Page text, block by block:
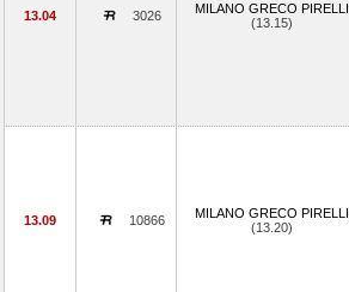
13.04 3026
MILANO GRECO PIRELLI
(13.15)
13.09 10866
MILANO GRECO PIRELLI
(13.20)